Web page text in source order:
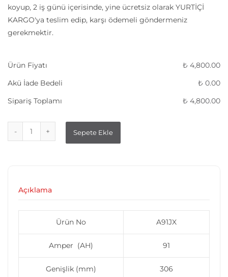
koyup, 2 iş günü içerisinde, yine ücretsiz olarak YURTİÇİ
KARGO'ya teslim edip, karşı ödemeli göndermeniz
gerekmektir.
Ürün Fiyatı 4,800.00
₺
Akü İade Bedeli
0.00
₺
Sipariş Toplamı
4,800.00
₺
Sepete Ekle
Açıklama
Ürün No A91JX
Amper (AH) 91
Genişlik (mm) 306